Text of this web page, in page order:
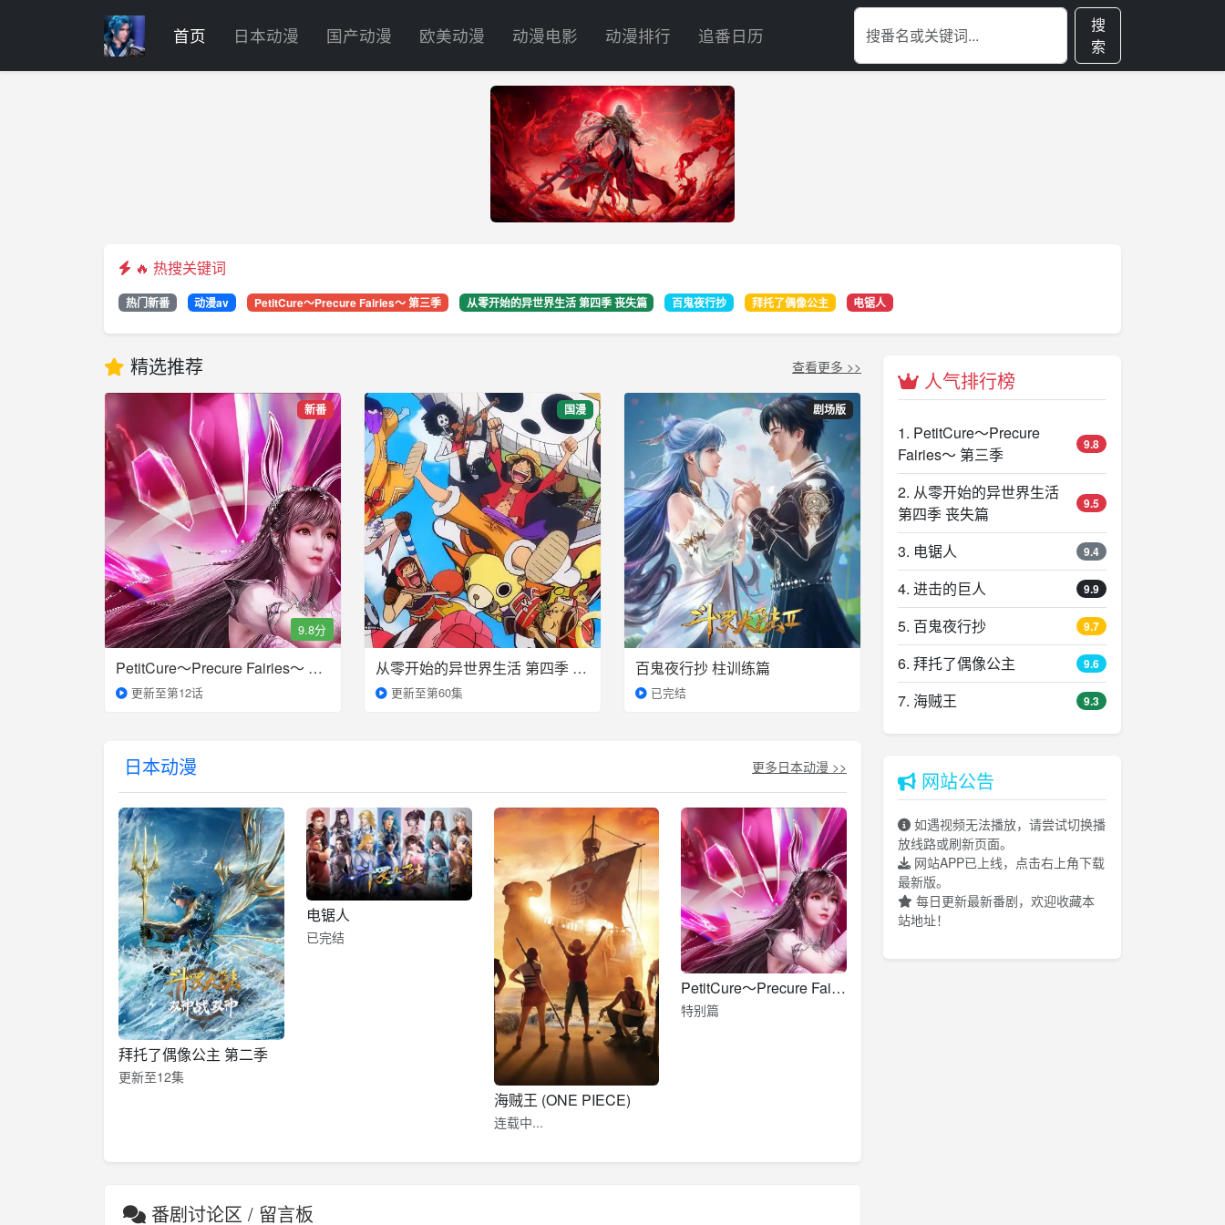
首页 日本动漫 国产动漫 欧美动漫 动漫电影 动漫排行 追番日历
搜
索
🔥 热搜关键词
热门新番 动漫av PetitCure～Precure Fairies～ 第三季 从零开始的异世界生活 第四季 丧失篇 百鬼夜行抄 拜托了偶像公主 电锯人
精选推荐 查看更多 >>
新番
9.8分
PetitCure～Precure Fairies～ 第三季
更新至第12话
国漫
从零开始的异世界生活 第四季 丧失篇
更新至第60集
剧场版
百鬼夜行抄 柱训练篇
已完结
日本动漫 更多日本动漫 >>
拜托了偶像公主 第二季
更新至12集
电锯人
已完结
海贼王 (ONE PIECE)
连载中...
PetitCure～Precure Fairies～ 第三季 怀玉·玉折
特别篇
番剧讨论区 / 留言板
人气排行榜
1. PetitCure～Precure
Fairies～ 第三季
9.8
2. 从零开始的异世界生活
第四季 丧失篇
9.5
3. 电锯人 9.4
4. 进击的巨人 9.9
5. 百鬼夜行抄 9.7
6. 拜托了偶像公主 9.6
7. 海贼王 9.3
网站公告
如遇视频无法播放，请尝试切换播
放线路或刷新页面。
网站APP已上线，点击右上角下载
最新版。
每日更新最新番剧，欢迎收藏本
站地址！